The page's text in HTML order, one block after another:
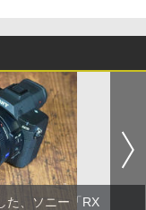
た、ソニー「RX